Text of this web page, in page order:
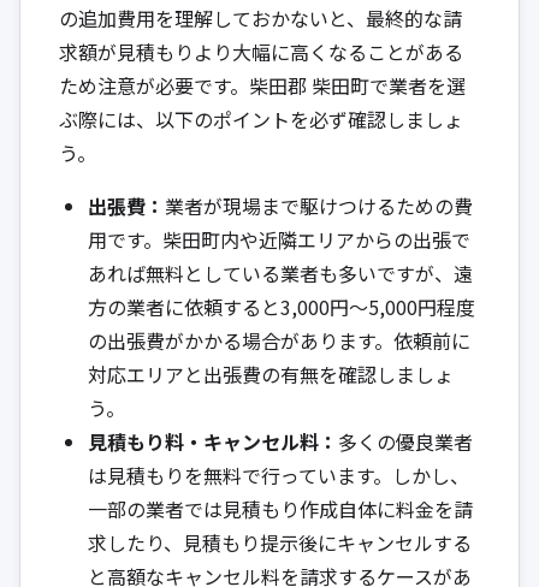
の追加費用を理解しておかないと、最終的な請
求額が見積もりより大幅に高くなることがある
ため注意が必要です。柴田郡 柴田町で業者を選
ぶ際には、以下のポイントを必ず確認しましょ
う。
出張費： 業者が現場まで駆けつけるための費
用です。柴田町内や近隣エリアからの出張で
あれば無料としている業者も多いですが、遠
方の業者に依頼すると3,000円～5,000円程度
の出張費がかかる場合があります。依頼前に
対応エリアと出張費の有無を確認しましょ
う。
見積もり料・キャンセル料： 多くの優良業者
は見積もりを無料で行っています。しかし、
一部の業者では見積もり作成自体に料金を請
求したり、見積もり提示後にキャンセルする
と高額なキャンセル料を請求するケースがあ